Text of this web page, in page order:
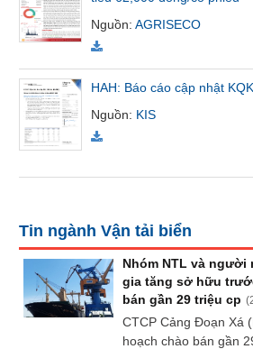
Nguồn:AGRISECO
HAH: Báo cáo cập nhật
Nguồn: KIS
Tin ngành Vận tải biển
Nhóm NTL và người
gia tăng sở hữu
bán gần 29 triệu cp (
CTCP Cảng Đoạn Xá
hoạch chào bán gần
Bài
viết
của
giả
(-)
Báo
(-)
Thuật
ngữ
(-)